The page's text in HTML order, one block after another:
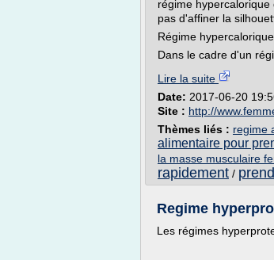
régime
pas d'affiner la
Régime
Dans le cadre d'un
Lire la suite
Date: 2017-06-20
Site : http://
Thèmes liés : regime
alimentaire pour
la masse musculaire
rapidement /
Regime
Les régimes